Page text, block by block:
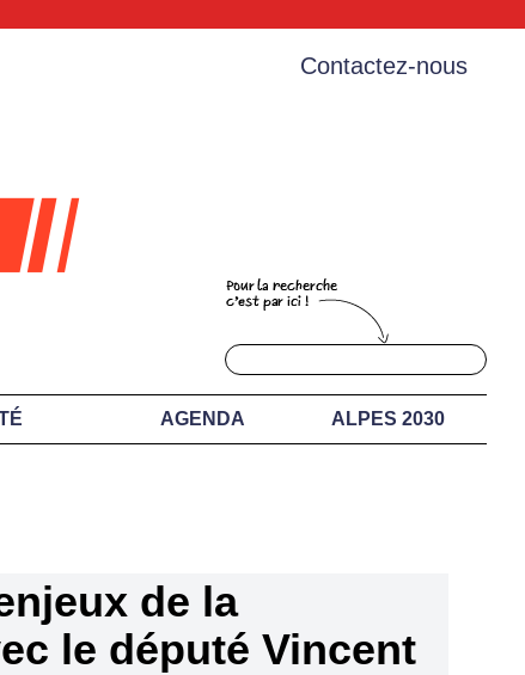
Contactez-nous
AGENDA ALPES 2030
de la
le député Vincent